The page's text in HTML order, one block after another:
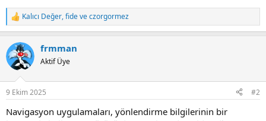
R
e
c
t
i
s
Kalıcı Değer,fideveczorgormez
frmman
Aktif Üye
9 Ekim 2025 #2
Navigasyon uygulamaları, yönlendirme bilgilerinin bir